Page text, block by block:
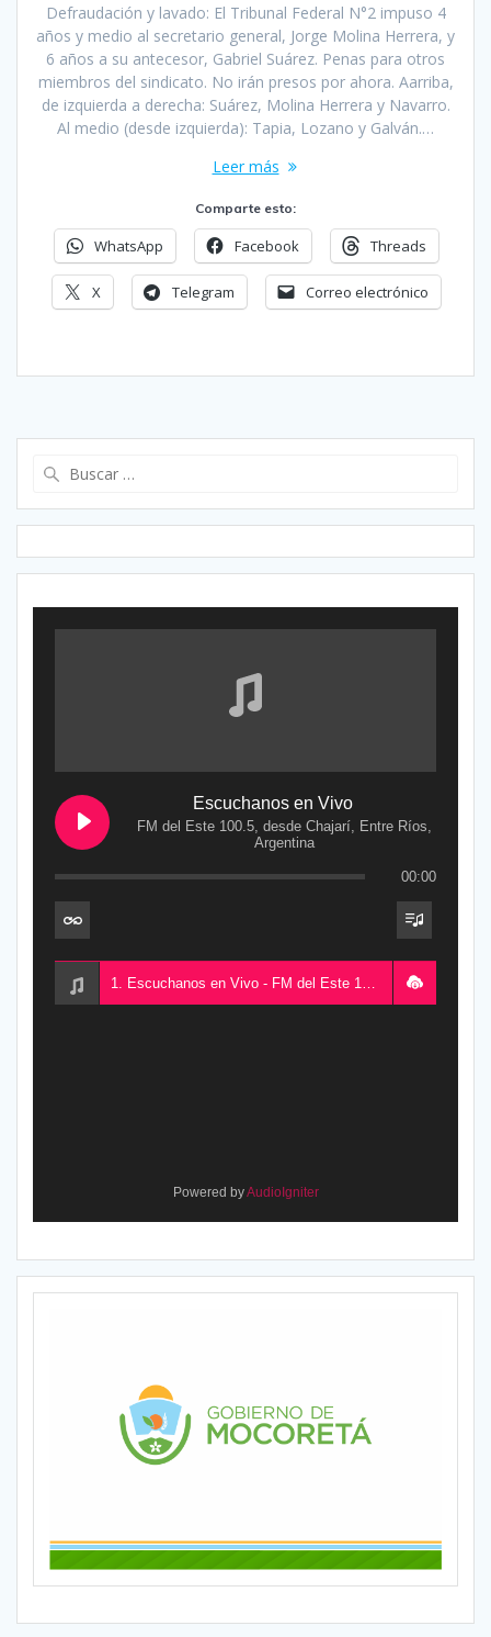
Defraudación y lavado: El Tribunal Federal N°2 impuso 4
años y medio al secretario general, Jorge Molina Herrera, y
6 años a su antecesor, Gabriel Suárez. Penas para otros
miembros del sindicato. No irán presos por ahora. Aarriba,
de izquierda a derecha: Suárez, Molina Herrera y Navarro.
Al medio (desde izquierda): Tapia, Lozano y Galván.…
Leer más
Comparte esto:
WhatsApp Facebook Threads
X Telegram Correo electrónico
Escuchanos en Vivo
FM del Este 100.5, desde Chajarí, Entre Ríos,
Argentina
00:00
Powered byAudioIgniter